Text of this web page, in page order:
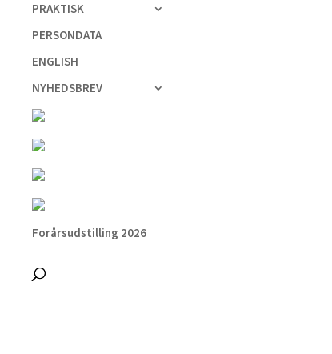
PRAKTISK
PERSONDATA
ENGLISH
NYHEDSBREV
Forårsudstilling 2026